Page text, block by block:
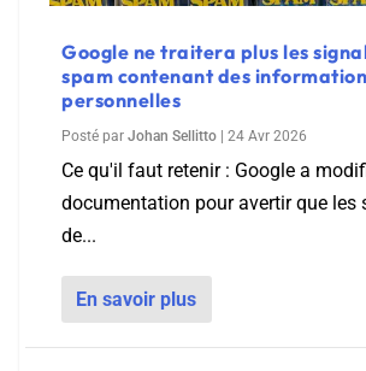
Google ne traitera plus les
spam contenant des
personnelles
Posté par Johan Sellitto | 24 Avr 2026
Ce qu'il faut retenir : Google a
documentation pour avertir que les
de...
En savoir plus